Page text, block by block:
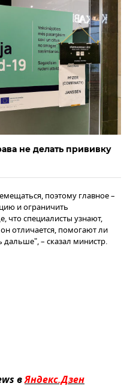
не делать прививку
поэтому главное –
и ограничить
что специалисты узнают,
отличается, помогают ли
дальше", – сказал министр.
вЯндекс.Дзен